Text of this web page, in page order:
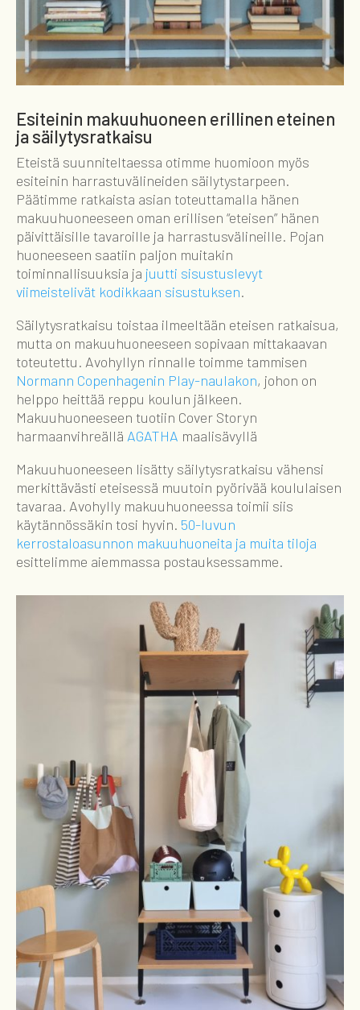
Esiteinin makuuhuoneen erillinen eteinen
ja säilytysratkaisu
Eteistä suunniteltaessa otimme huomioon myös
esiteinin harrastuvälineiden säilytystarpeen.
Päätimme ratkaista asian toteuttamalla hänen
makuuhuoneeseen oman erillisen “eteisen” hänen
päivittäisille tavaroille ja harrastusvälineille. Pojan
huoneeseen saatiin paljon muitakin
toiminnallisuuksia ja juutti sisustuslevyt
viimeistelivät kodikkaan sisustuksen.
Säilytysratkaisu toistaa ilmeeltään eteisen ratkaisua,
mutta on makuuhuoneeseen sopivaan mittakaavan
toteutettu. Avohyllyn rinnalle toimme tammisen
Normann Copenhagenin Play-naulakon, johon on
helppo heittää reppu koulun jälkeen.
Makuuhuoneeseen tuotiin Cover Storyn
harmaanvihreällä AGATHA maalisävyllä
Makuuhuoneeseen lisätty säilytysratkaisu vähensi
merkittävästi eteisessä muutoin pyörivää koululaisen
tavaraa. Avohylly makuuhuoneessa toimii siis
käytännössäkin tosi hyvin. 50-luvun
kerrostaloasunnon makuuhuoneita ja muita tiloja
esittelimme aiemmassa postauksessamme.